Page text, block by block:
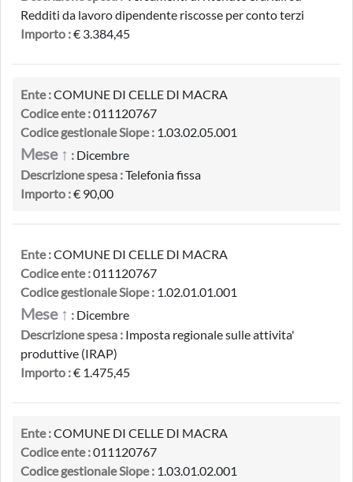
Redditi da lavoro dipendente riscosse per conto terzi
Importo :€ 3.384,45
Ente :COMUNE DI CELLE DI MACRA
Codice ente :011120767
Codice gestionale Siope : 1.03.02.05.001
Mese ↑ : Dicembre
Descrizione spesa :Telefonia fissa
Importo :€ 90,00
Ente :COMUNE DI CELLE DI MACRA
Codice ente :011120767
Codice gestionale Siope : 1.02.01.01.001
Mese ↑ : Dicembre
Descrizione spesa : Imposta regionale sulle attivita'
produttive (IRAP)
Importo :€ 1.475,45
Ente :COMUNE DI CELLE DI MACRA
Codice ente :011120767
Codice gestionale Siope : 1.03.01.02.001